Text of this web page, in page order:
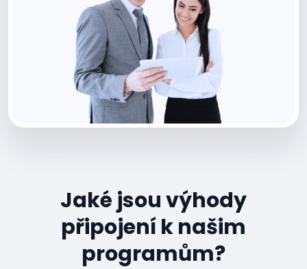
Jaké jsou výhody
připojení k našim
programům?